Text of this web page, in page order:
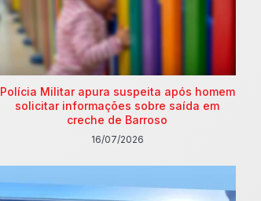
Polícia Militar apura suspeita após homem
solicitar informações sobre saída em
creche de Barroso
16/07/2026